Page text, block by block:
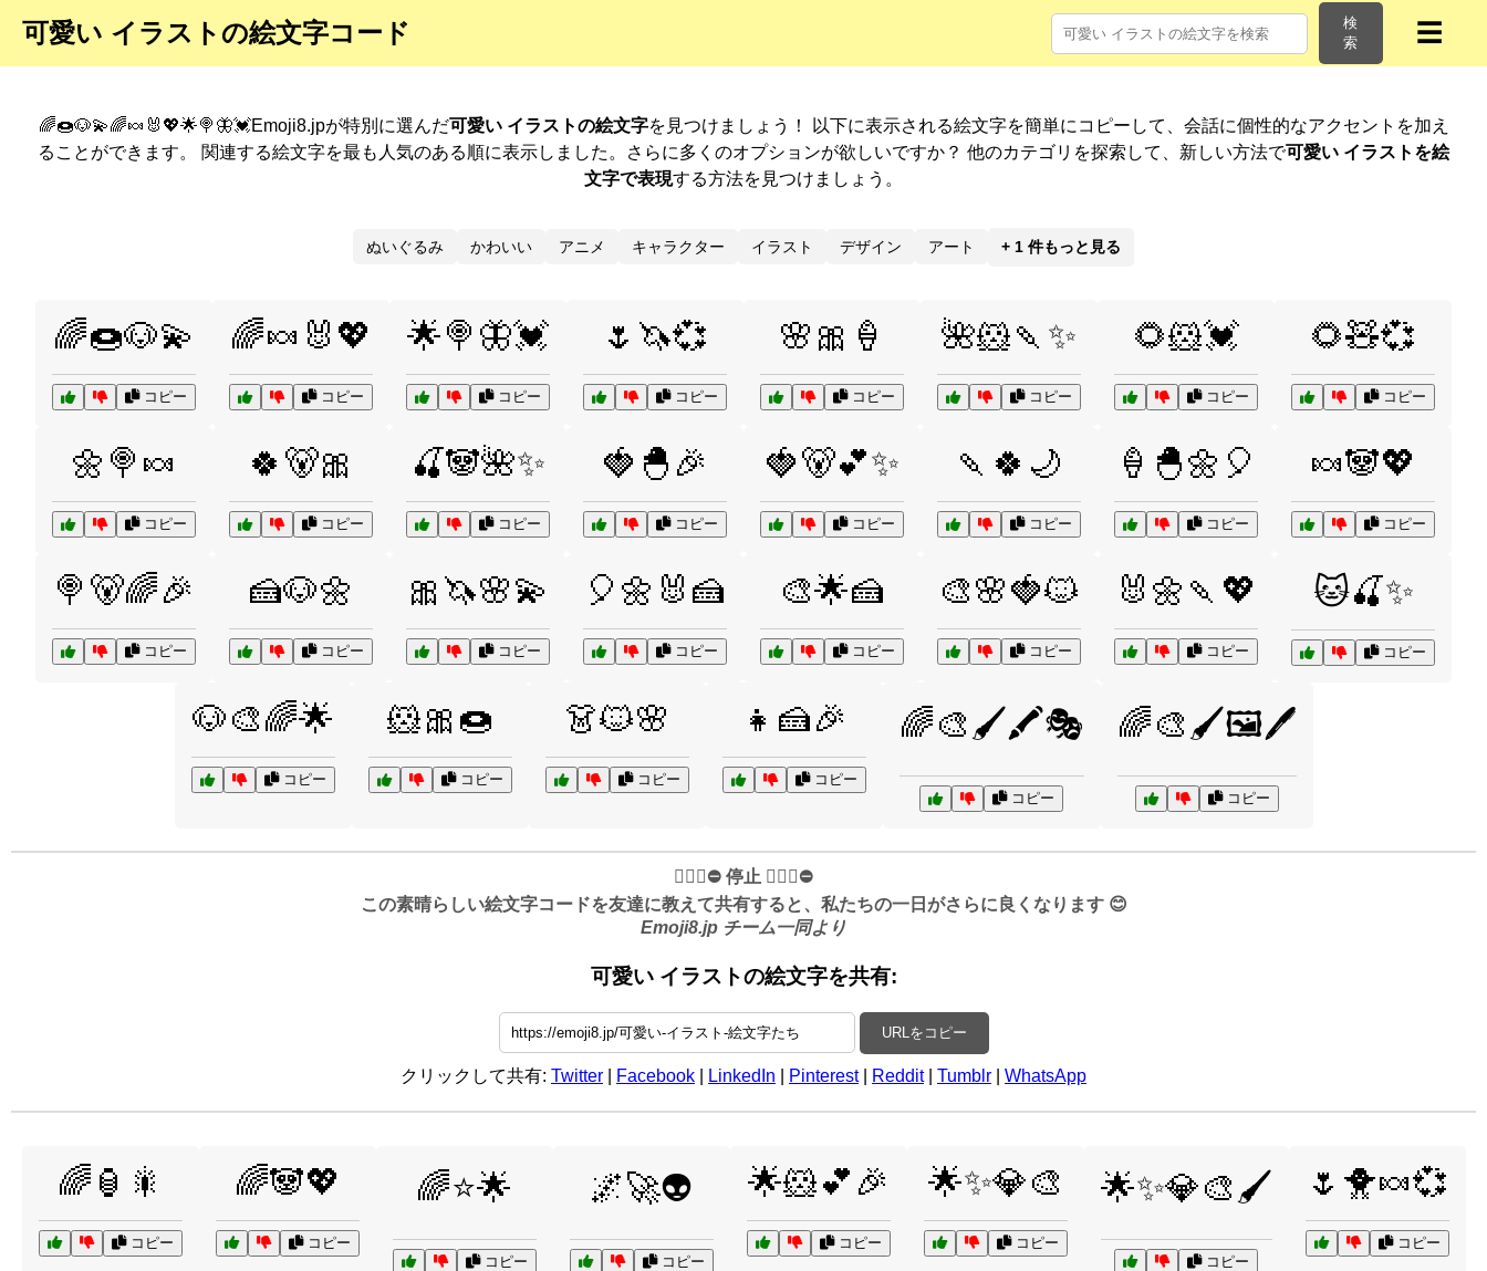
可愛い イラストの絵文字コード
検
索
☰
🌈🍩🐶💫🌈🍬🐰💖🌟🍭🦋💓Emoji8.jpが特別に選んだ可愛い イラストの絵文字を見つけましょう！ 以下に表示される絵文字を簡単にコピーして、会話に個性的なアクセントを加え
ることができます。 関連する絵文字を最も人気のある順に表示しました。さらに多くのオプションが欲しいですか？ 他のカテゴリを探索して、新しい方法で可愛い イラストを絵
文字で表現する方法を見つけましょう。
ぬいぐるみ かわいい アニメ キャラクター イラスト デザイン アート + 1 件もっと見る
🌈🍩🐶💫
コピー
🌈🍬🐰💖
コピー
🌟🍭🦋💓
コピー
🌷🦄💞
コピー
🌸🎀🍦
コピー
🌺🐹🍡✨
コピー
🌻🐹💓
コピー
🌻🧸💞
コピー
🌼🍭🍬
コピー
🍀🐻🎀
コピー
🍒🐼🌺✨
コピー
🍓🐣🎉
コピー
🍓🐻💕✨
コピー
🍡🍀🌙
コピー
🍦🐣🌼🎈
コピー
🍬🐼💖
コピー
🍭🐻🌈🎉
コピー
🍰🐶🌼
コピー
🎀🦄🌸💫
コピー
🎈🌼🐰🍰
コピー
🎨🌟🍰
コピー
🎨🌸🍓🐱
コピー
🐰🌼🍡💖
コピー
🐱🍒✨
コピー
🐶🎨🌈🌟
コピー
🐹🎀🍩
コピー
👗🐱🌸
コピー
👧🍰🎉
コピー
🌈🎨🖌️🖍️🎭
コピー
🌈🎨🖌️🖼️🖊️
コピー
✋🏻🛑⛔️ 停止 ✋🏻🛑⛔️
この素晴らしい絵文字コードを友達に教えて共有すると、私たちの一日がさらに良くなります 😊
Emoji8.jp チーム一同より
可愛い イラストの絵文字を共有:
URLをコピー
クリックして共有: Twitter Facebook LinkedIn Pinterest| Reddit| Tumblr WhatsApp
🌈🏮🎇
コピー
🌈🐼💖
コピー
🌈⭐🌟
コピー
🌌🚀👽
コピー
🌟🐹💕🎉
コピー
🌟✨💎🎨
コピー
🌟✨💎🎨🖌️
コピー
🌷🐥🍬💞
コピー